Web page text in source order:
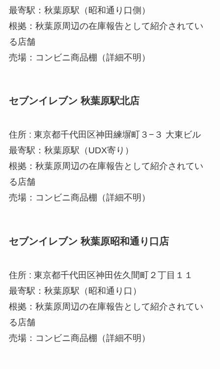
最寄駅：秋葉原駅（昭和通り口側）
根拠：秋葉原周辺の在庫報告として紹介されてい
る店舗
売場：コンビニ商品棚（詳細不明）
セブンイレブン 秋葉原駅北店
住所 : 東京都千代田区神田練塀町３−３ 大東ビル
最寄駅：秋葉原駅（UDX寄り）
根拠：秋葉原周辺の在庫報告として紹介されてい
る店舗
売場：コンビニ商品棚（詳細不明）
セブンイレブン 秋葉原昭和通り口店
住所 : 東京都千代田区神田佐久間町２丁目１１
最寄駅：秋葉原駅（昭和通り口）
根拠：秋葉原周辺の在庫報告として紹介されてい
る店舗
売場：コンビニ商品棚（詳細不明）